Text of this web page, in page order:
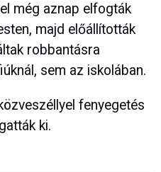
még aznap elfogták
majd előállították
robbantásra
sem az iskolában.
fenyegetés
ki.